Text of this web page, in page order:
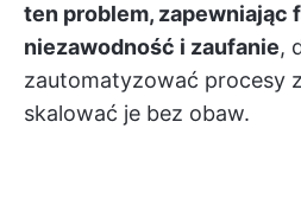
ten problem, zapewniając
niezawodność i zaufanie,
zautomatyzować procesy
skalować je bez obaw.